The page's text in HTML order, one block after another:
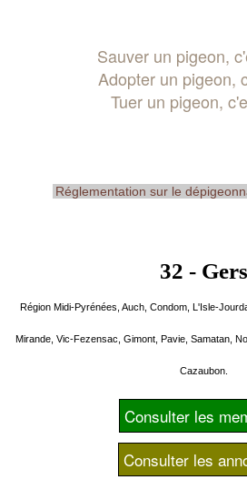
Sauver un pigeon,
Adopter un pigeon,
Tuer un pigeon,
Réglementation sur le
32 - Gers
Région Midi-Pyrénées, Auch, Condom, L'Isle-
Mirande, Vic-Fezensac, Gimont, Pavie, Samatan,
Cazaubon.
Consulter les
Consulter les